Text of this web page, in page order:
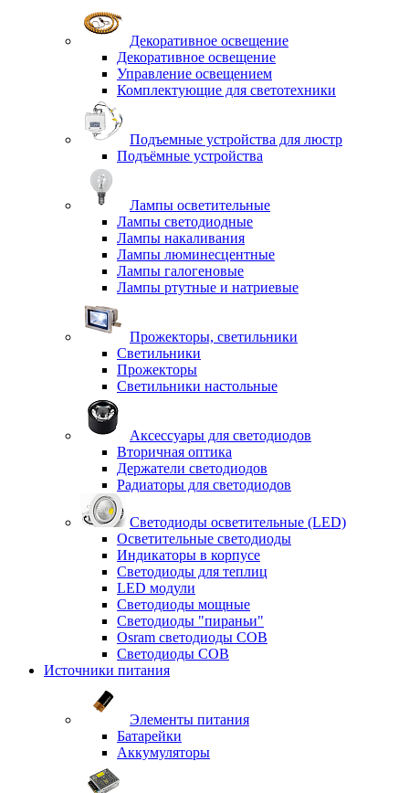
Декоративное освещение
Декоративное освещение
Управление освещением
Комплектующие для светотехники
Подъемные устройства для люстр
Подъёмные устройства
Лампы осветительные
Лампы светодиодные
Лампы накаливания
Лампы люминесцентные
Лампы галогеновые
Лампы ртутные и натриевые
Прожекторы, светильники
Светильники
Прожекторы
Светильники настольные
Аксессуары для светодиодов
Вторичная оптика
Держатели светодиодов
Радиаторы для светодиодов
Светодиоды осветительные (LED)
Осветительные светодиоды
Индикаторы в корпусе
Светодиоды для теплиц
LED модули
Светодиоды мощные
Светодиоды "пираньи"
Osram светодиоды COB
Светодиоды COB
Источники питания
Элементы питания
Батарейки
Аккумуляторы